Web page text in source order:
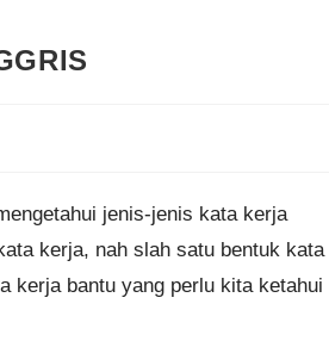
jenis-jenis kata kerja
kerja, nah slah satu bentuk kata
kerja bantu yang perlu kita ketahui